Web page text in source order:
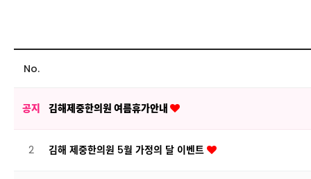
No.
공지 김해제중한의원 여름휴가안내
2 김해 제중한의원 5월 가정의 달 이벤트